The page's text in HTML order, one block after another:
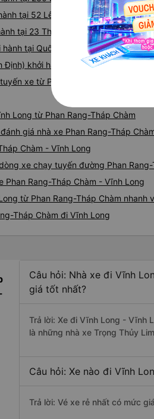
tại 52 Lê Duẩn (Bến xe Ninh
tại 23 Thống Nhất
tại Quốc Lộ 1A
Định) khởi hành tại Quốc Lộ 1A
xe từ Phan Rang-Tháp Chàm đi
Long từ Phan Rang-Tháp Chàm
giá nhà xe Phan Rang-Tháp
Chàm - Vĩnh Long
xe chạy tuyến đường Phan
Phan Rang-Tháp Chàm - Vĩnh Long
từ Phan Rang-Tháp Chàm nhanh
Tháp Chàm đi Vĩnh Long
Câu hỏi: Nhà xe đi Vĩnh
giá tốt nhất?
Trả lời: Xe đi Vĩnh Long - Vĩnh
là những nhà xe Trọng Thủy
Câu hỏi: Xe nào đi Vĩnh
Trả lời: Vé xe rẻ nhất có mức